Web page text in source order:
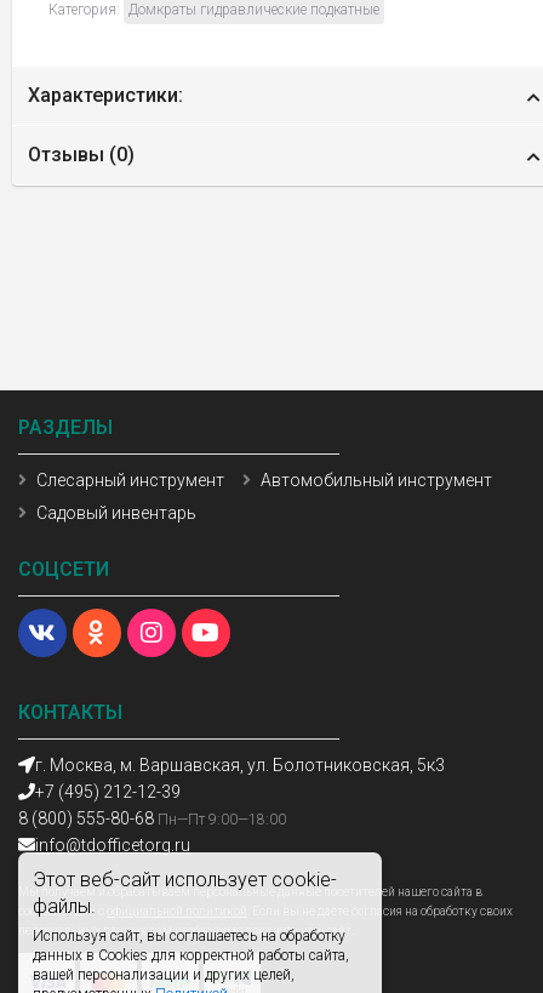
Этот веб-сайт использует cookie-
файлы.
Используя сайт, вы соглашаетесь на обработку
данных в Cookies для корректной работы сайта,
вашей персонализации и других целей,
Категория: Домкраты гидравлические подкатные
Характеристики:
Отзывы (0)
КОНТАКТЫ
г. Москва, м. Варшавская, ул. Болотниковская, 5к3
+7 (495) 212-12-39
8 (800) 555-80-68 Пн—Пт 9:00—18:00
info@tdofficetorg.ru
Мы получаем и обрабатываем персональные данные посетителей нашего сайта в
соответствии с
. Если вы не даете согласия на обработку своих
персональных данных,вам необходимо покинуть наш сайт.
РАЗДЕЛЫ
Слесарный инструмент
Автомобильный инструмент
Садовый инвентарь
СОЦСЕТИ